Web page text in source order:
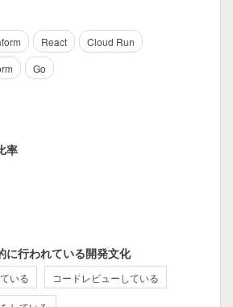
React
Cloud Run
Go
率
に行われている開発文化
いる コードレビューしている